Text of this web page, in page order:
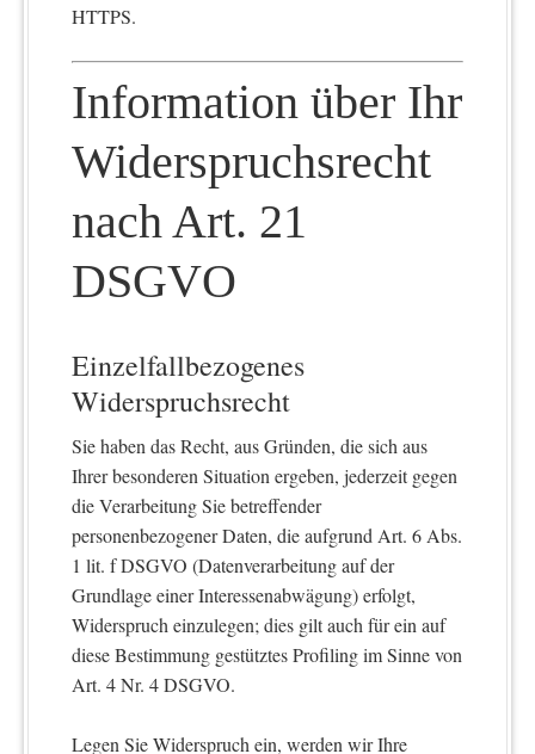
HTTPS.
Information über Ihr
Widerspruchsrecht
nach Art. 21
DSGVO
Einzelfallbezogenes
Widerspruchsrecht
Sie haben das Recht, aus Gründen, die sich aus
Ihrer besonderen Situation ergeben, jederzeit gegen
die Verarbeitung Sie betreffender
personenbezogener Daten, die aufgrund Art. 6 Abs.
1 lit. f DSGVO (Datenverarbeitung auf der
Grundlage einer Interessenabwägung) erfolgt,
Widerspruch einzulegen; dies gilt auch für ein auf
diese Bestimmung gestütztes Profiling im Sinne von
Art. 4 Nr. 4 DSGVO.
Legen Sie Widerspruch ein, werden wir Ihre